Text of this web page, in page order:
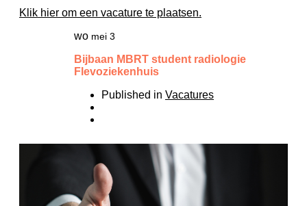
Klik hier om een vacature te plaatsen.
wo mei 3
Bijbaan MBRT student radiologie
Flevoziekenhuis
Published in Vacatures